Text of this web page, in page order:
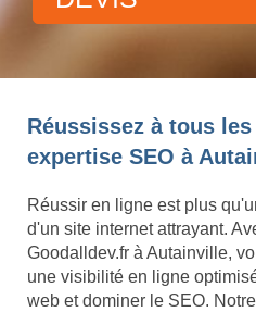
Réussissez à tous
expertise SEO à
Réussir en ligne est plus
d'un site internet attrayant.
Goodalldev.fr à Autainville,
une visibilité en ligne
web et dominer le SEO.